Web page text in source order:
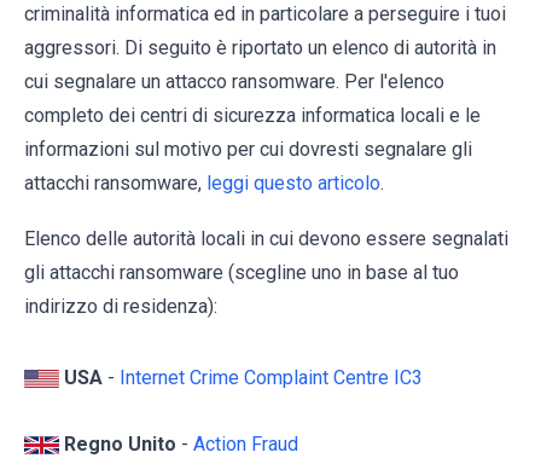
criminalità informatica ed in particolare a perseguire i tuoi
aggressori. Di seguito è riportato un elenco di autorità in
cui segnalare un attacco ransomware. Per l'elenco
completo dei centri di sicurezza informatica locali e le
informazioni sul motivo per cui dovresti segnalare gli
attacchi ransomware, leggi questo articolo.
Elenco delle autorità locali in cui devono essere segnalati
gli attacchi ransomware (scegline uno in base al tuo
indirizzo di residenza):
USA - Internet Crime Complaint Centre IC3
Regno Unito - Action Fraud